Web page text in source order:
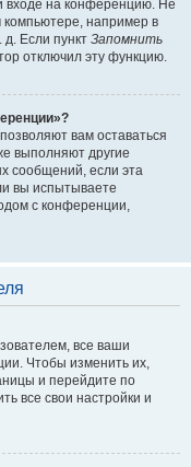
входе на конференцию. Не
компьютере, например в
д. Если пункт Запомнить
отключил эту функцию.
вам оставаться
выполняют другие
сообщений, если эта
вы испытываете
с конференции,
все ваши
Чтобы изменить их,
и перейдите по
все свои настройки и